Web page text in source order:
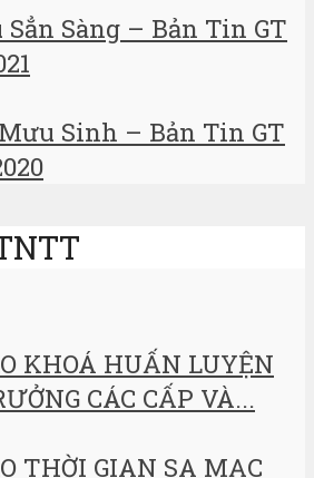
Sẳn Sàng – Bản Tin GT
Sinh – Bản Tin GT
KHOÁ HUẤN LUYỆN
CÁC CẤP VÀ...
THỜI GIAN SA MẠC